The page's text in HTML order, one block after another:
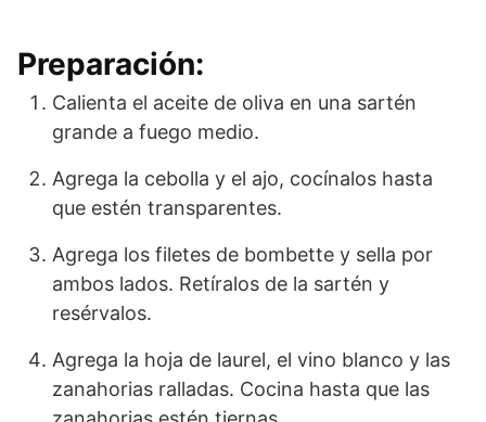
Preparación:
Calienta el aceite de oliva en una sartén
grande a fuego medio.
Agrega la cebolla y el ajo, cocínalos hasta
que estén transparentes.
Agrega los filetes de bombette y sella por
ambos lados. Retíralos de la sartén y
resérvalos.
Agrega la hoja de laurel, el vino blanco y las
zanahorias ralladas. Cocina hasta que las